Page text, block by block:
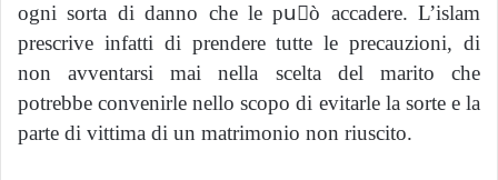
ogni sorta di danno che le puٍò accadere. L’islam
prescrive infatti di prendere tutte le precauzioni, di
non avventarsi mai nella scelta del marito che
potrebbe convenirle nello scopo di evitarle la sorte e la
parte di vittima di un matrimonio non riuscito.